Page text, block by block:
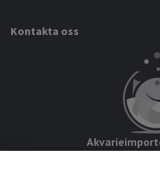
Kontakta oss